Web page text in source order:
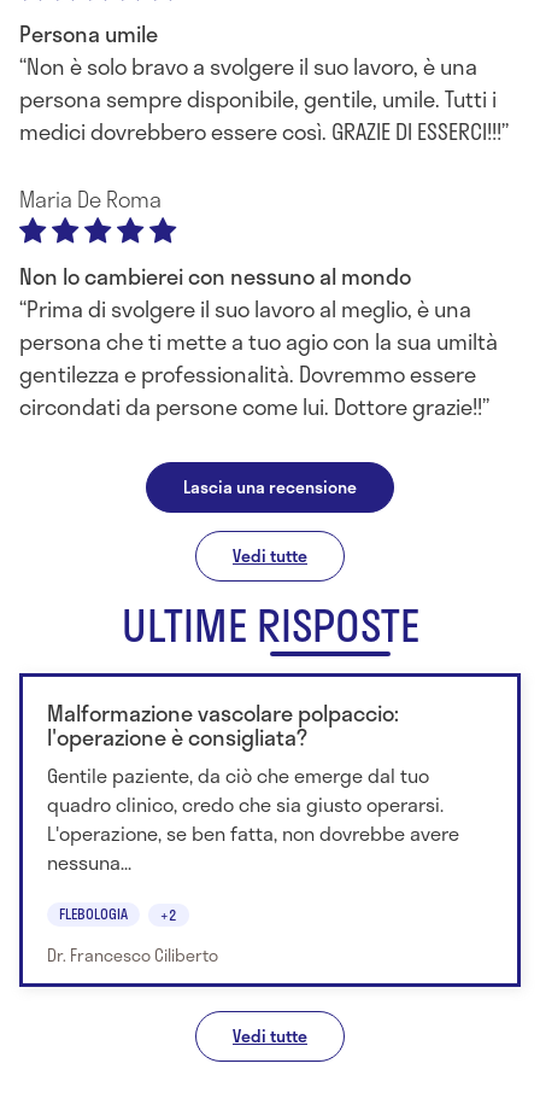
Persona umile
Non è solo bravo a svolgere il suo lavoro, è una
persona sempre disponibile, gentile, umile. Tutti i
medici dovrebbero essere così. GRAZIE DI ESSERCI!!!
Maria De Roma
Non lo cambierei con nessuno al mondo
Prima di svolgere il suo lavoro al meglio, è una
persona che ti mette a tuo agio con la sua umiltà
gentilezza e professionalità. Dovremmo essere
circondati da persone come lui. Dottore grazie!!
Lascia una recensione
Vedi tutte
ULTIME RISPOSTE
Malformazione vascolare polpaccio:
l'operazione è consigliata?
Gentile paziente, da ciò che emerge dal tuo
quadro clinico, credo che sia giusto operarsi.
L'operazione, se ben fatta, non dovrebbe avere
nessuna...
FLEBOLOGIA +2
Dr. Francesco Ciliberto
Vedi tutte